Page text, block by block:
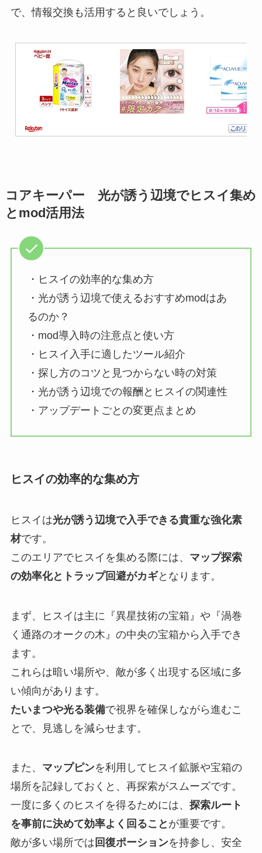
で、情報交換も活用すると良いでしょう。
コアキーパー 光が誘う辺境でヒスイ集め
とmod活用法
・ヒスイの効率的な集め方
・光が誘う辺境で使えるおすすめmodはあ
るのか？
・mod導入時の注意点と使い方
・ヒスイ入手に適したツール紹介
・探し方のコツと見つからない時の対策
・光が誘う辺境での報酬とヒスイの関連性
・アップデートごとの変更点まとめ
ヒスイの効率的な集め方
ヒスイは光が誘う辺境で入手できる貴重な強化素
材です。
このエリアでヒスイを集める際には、 マップ探索
の効率化とトラップ回避がカギとなります。
まず、ヒスイは主に『異星技術の宝箱』や『渦巻
く通路のオークの木』の中央の宝箱から入手でき
ます。
これらは暗い場所や、敵が多く出現する区域に多
い傾向があります。
たいまつや光る装備で視界を確保しながら進むこ
とで、見逃しを減らせます。
また、 マップピンを利用してヒスイ鉱脈や宝箱の
場所を記録しておくと、再探索がスムーズです。
一度に多くのヒスイを得るためには、 探索ルート
を事前に決めて効率よく回ること が重要です。
敵が多い場所では 回復ポーションを持参し、安全